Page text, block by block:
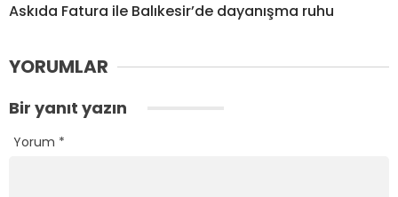
Askıda Fatura ile Balıkesir’de dayanışma ruhu
YORUMLAR
Bir yanıt yazın
Yorum *